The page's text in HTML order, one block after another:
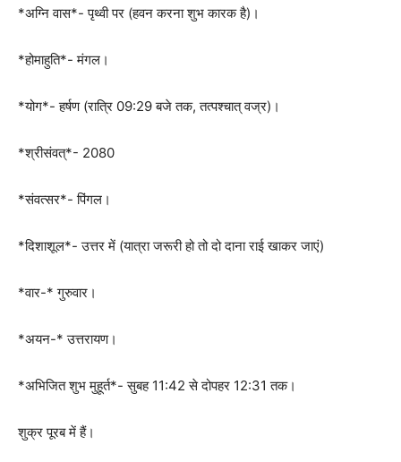
*अग्नि वास*- पृथ्वी पर (हवन करना शुभ कारक है)।
*होमाहुति*- मंगल।
*योग*- हर्षण (रात्रि 09:29 बजे तक, तत्पश्चात् वज्र)।
*श्रीसंवत्*- 2080
*संवत्सर*- पिंगल।
*दिशाशूल*- उत्तर में (यात्रा जरूरी हो तो दो दाना राई खाकर जाएं)
*वार-* गुरुवार।
*अयन-* उत्तरायण।
*अभिजित शुभ मुहूर्त*- सुबह 11:42 से दोपहर 12:31 तक।
शुक्र पूरब में हैं।